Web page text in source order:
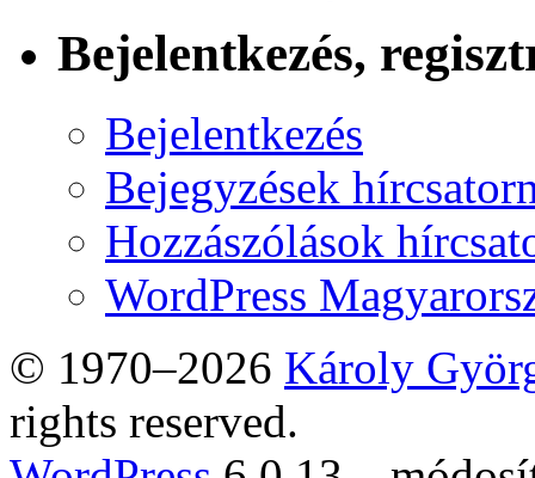
Bejelentkezés,
Bejelentkezés
Bejegyzések
Hozzászólások
WordPress
© 1970–2026 Károly
rights reserved.